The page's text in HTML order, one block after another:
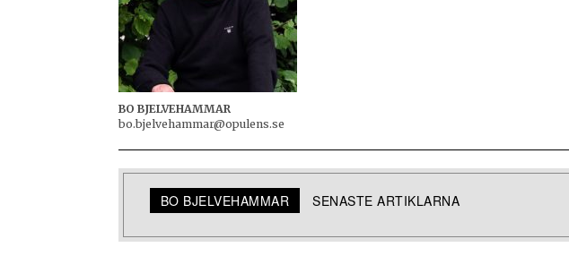
BO BJELVEHAMMAR
bo.bjelvehammar@opulens.se
BO BJELVEHAMMAR SENASTE ARTIKLARNA